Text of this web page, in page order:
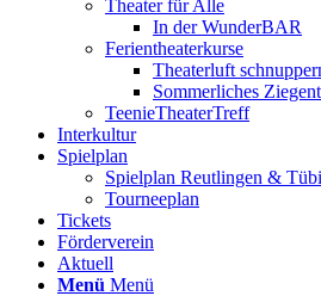
Theater für Alle
In der WunderBAR
Ferientheaterkurse
Theaterluft
Sommerliches
TeenieTheaterTreff
Interkultur
Spielplan
Spielplan Reutlingen &
Tourneeplan
Tickets
Förderverein
Aktuell
Menü Menü